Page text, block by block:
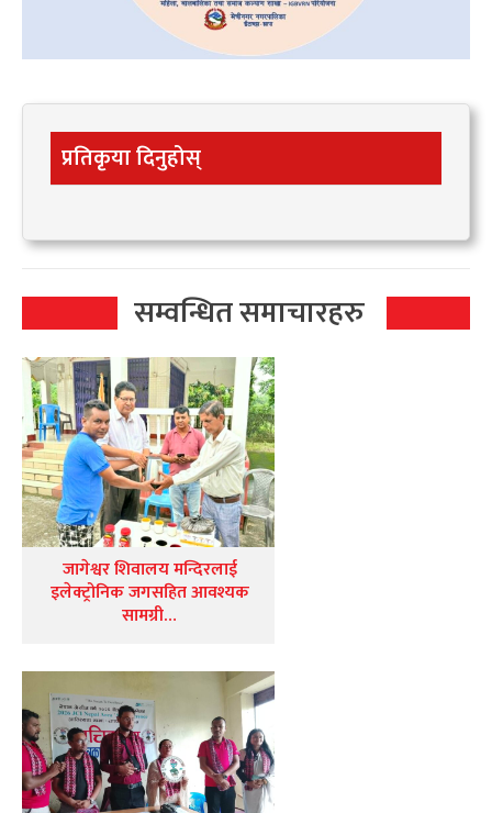
प्रतिकृया दिनुहोस्
सम्वन्धित समाचारहरु
जागेश्वर शिवालय मन्दिरलाई
इलेक्ट्रोनिक जगसहित आवश्यक
सामग्री…